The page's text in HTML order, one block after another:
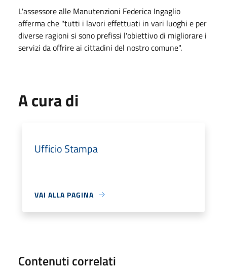
L'assessore alle Manutenzioni Federica Ingaglio
afferma che "tutti i lavori effettuati in vari luoghi e per
diverse ragioni si sono prefissi l'obiettivo di migliorare i
servizi da offrire ai cittadini del nostro comune".
A cura di
Ufficio Stampa
VAI ALLA PAGINA
Contenuti correlati